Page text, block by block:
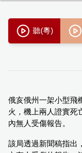
俄亥俄州一架小型飛
火，機上兩人證實死
內無人受傷報告。
該局透過新聞稿指出